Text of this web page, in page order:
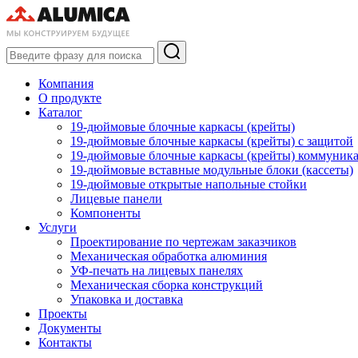
Компания
О продукте
Каталог
19-дюймовые блочные каркасы (крейты)
19-дюймовые блочные каркасы (крейты) с защитой
19-дюймовые блочные каркасы (крейты)
19-дюймовые вставные модульные блоки (кассеты)
19-дюймовые открытые напольные стойки
Лицевые панели
Компоненты
Услуги
Проектирование по чертежам заказчиков
Механическая обработка алюминия
УФ-печать на лицевых панелях
Механическая сборка конструкций
Упаковка и доставка
Проекты
Документы
Контакты